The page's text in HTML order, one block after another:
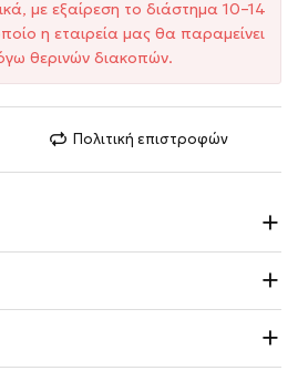
με εξαίρεση το διάστημα 10–14
η εταιρεία μας θα παραμείνει
θερινών διακοπών.
Πολιτική επιστροφών